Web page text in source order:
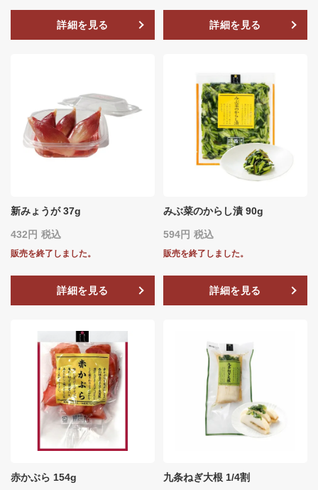
詳細を見る 詳細を見る
新みょうが 37g
432 税込
販売を終了しました。
詳細を見る
みぶ菜のからし漬 90g
594 税込
販売を終了しました。
詳細を見る
赤かぶら 154g 九条ねぎ大根 1/4割